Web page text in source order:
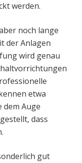
werden.
noch lange
der Anlagen
wird genau
etwa
dem Auge
dass
gut